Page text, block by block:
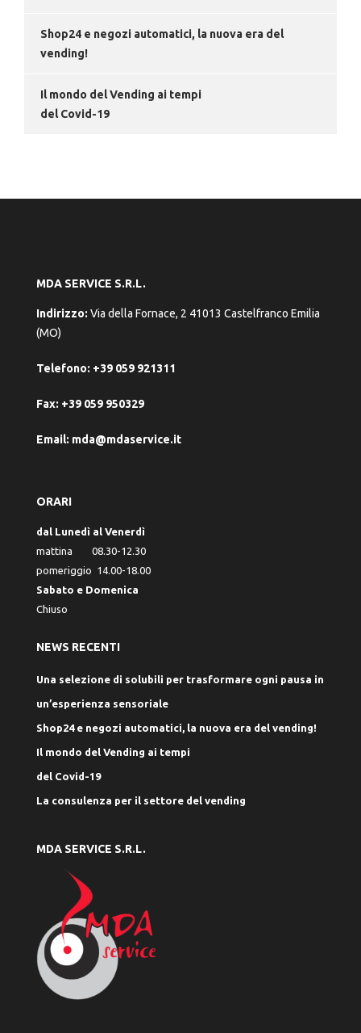
Shop24 e negozi automatici, la nuova era del
vending!
Il mondo del Vending ai tempi
del Covid-19
MDA SERVICE S.R.L.
Indirizzo: Via della Fornace, 2 41013 Castelfranco Emilia
(MO)
Telefono: +39 059 921311
Fax: +39 059 950329
Email: mda@mdaservice.it
ORARI
dal Lunedì al Venerdì
mattina 08.30-12.30
pomeriggio 14.00-18.00
Sabato e Domenica
Chiuso
NEWS RECENTI
Una selezione di solubili per trasformare ogni pausa in
un’esperienza sensoriale
Shop24 e negozi automatici, la nuova era del vending!
Il mondo del Vending ai tempi
del Covid-19
La consulenza per il settore del vending
MDA SERVICE S.R.L.